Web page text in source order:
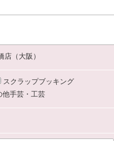
店（大阪）
スクラップブッキング
他手芸・工芸